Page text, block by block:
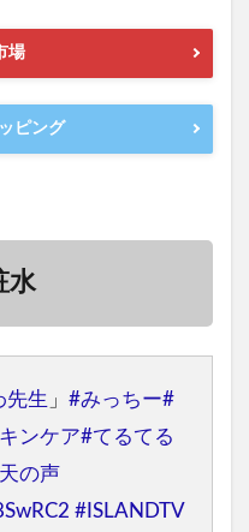
場
ピング
水
先生 」 #みっちー#
ンケア#てるてる
の声
#ISLANDTV